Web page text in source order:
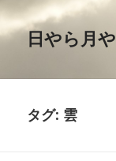
日やら月
タグ: 雲